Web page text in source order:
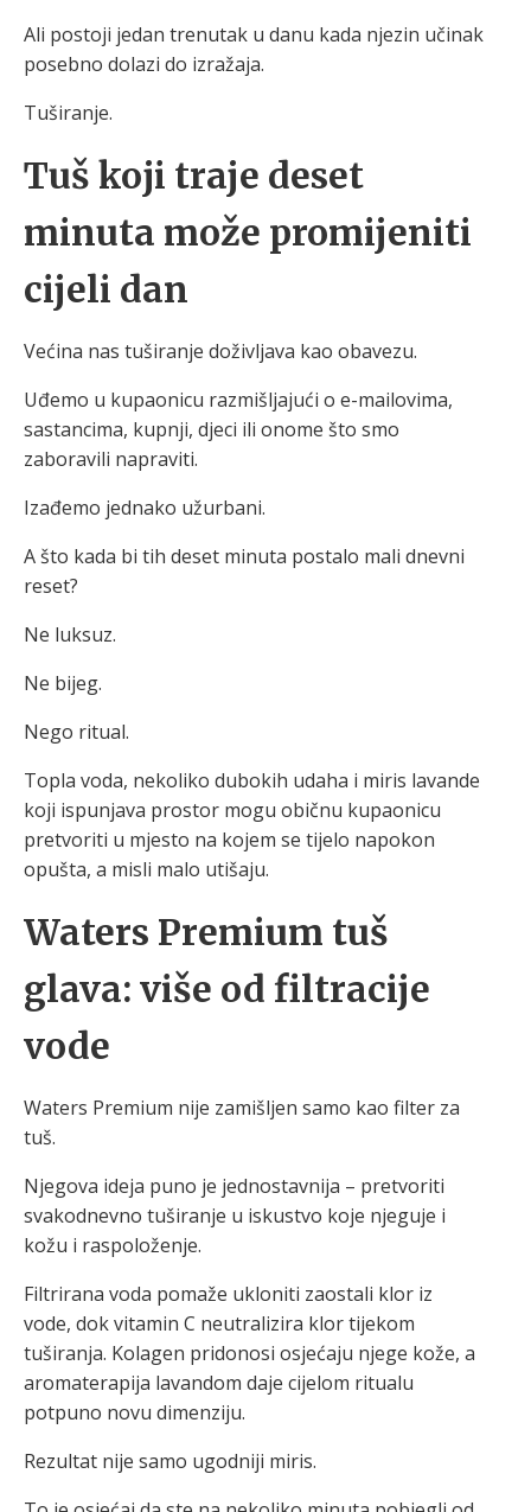
Ali postoji jedan trenutak u danu kada njezin učinak
posebno dolazi do izražaja.
Tuširanje.
Tuš koji traje deset
minuta može promijeniti
cijeli dan
Većina nas tuširanje doživljava kao obavezu.
Uđemo u kupaonicu razmišljajući o e-mailovima,
sastancima, kupnji, djeci ili onome što smo
zaboravili napraviti.
Izađemo jednako užurbani.
A što kada bi tih deset minuta postalo mali dnevni
reset?
Ne luksuz.
Ne bijeg.
Nego ritual.
Topla voda, nekoliko dubokih udaha i miris lavande
koji ispunjava prostor mogu običnu kupaonicu
pretvoriti u mjesto na kojem se tijelo napokon
opušta, a misli malo utišaju.
Waters Premium tuš
glava: više od filtracije
vode
Waters Premium nije zamišljen samo kao filter za
tuš.
Njegova ideja puno je jednostavnija – pretvoriti
svakodnevno tuširanje u iskustvo koje njeguje i
kožu i raspoloženje.
Filtrirana voda pomaže ukloniti zaostali klor iz
vode, dok vitamin C neutralizira klor tijekom
tuširanja. Kolagen pridonosi osjećaju njege kože, a
aromaterapija lavandom daje cijelom ritualu
potpuno novu dimenziju.
Rezultat nije samo ugodniji miris.